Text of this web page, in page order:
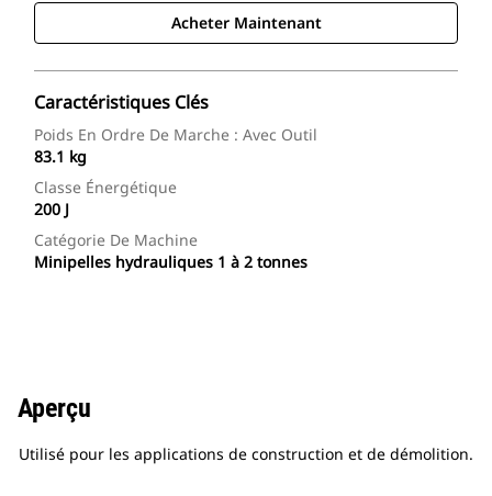
Acheter Maintenant
Caractéristiques Clés
Poids En Ordre De Marche : Avec Outil
83.1 kg
Classe Énergétique
200 J
Catégorie De Machine
Minipelles hydrauliques 1 à 2 tonnes
Aperçu
Utilisé pour les applications de construction et de démolition.